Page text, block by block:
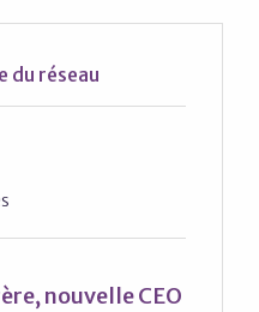
du réseau
nouvelle CEO